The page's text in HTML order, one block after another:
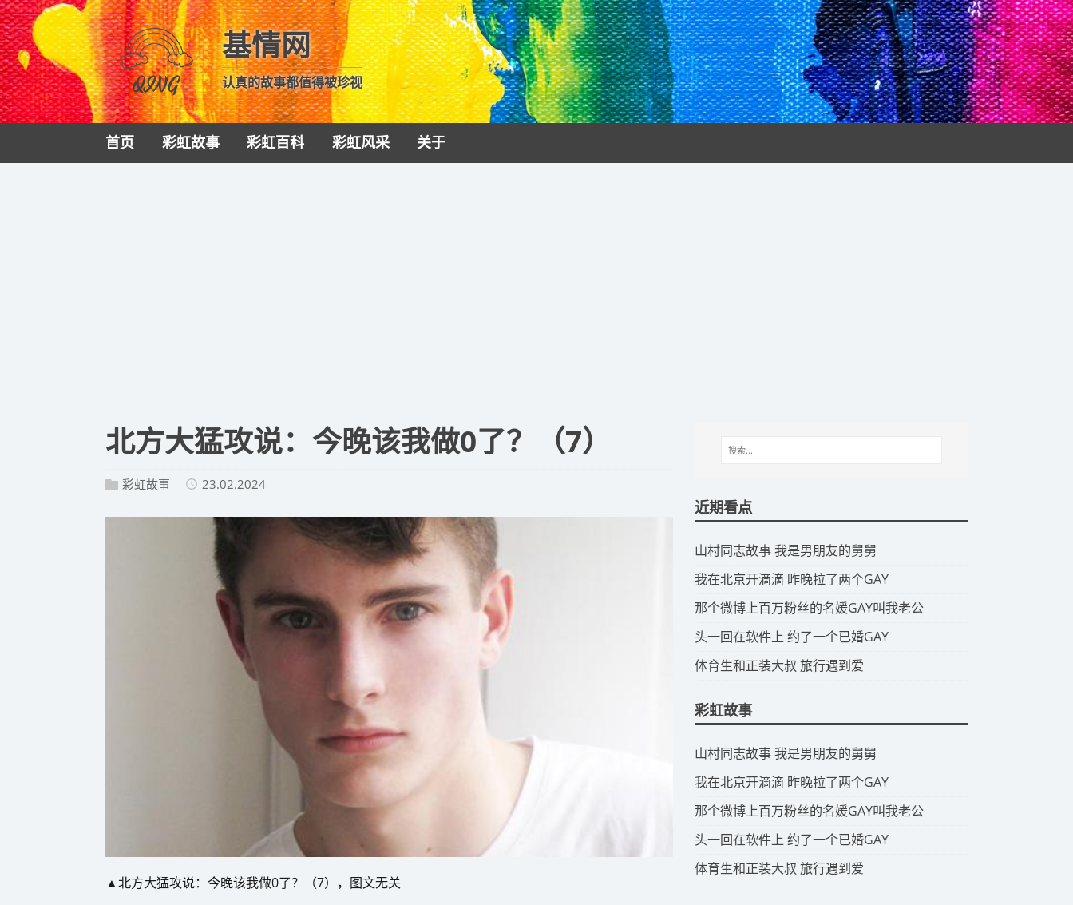
基情网
认真的故事都值得被珍视
首页 彩虹故事 彩虹百科 彩虹风采 关于
​北方大猛攻说：今晚该我做0了？（7）
彩虹故事 23.02.2024
▲北方大猛攻说：今晚该我做0了？（7），图文无关
近期看点
​山村同志故事 我是男朋友的舅舅
​我在北京开滴滴 昨晚拉了两个GAY
​那个微博上百万粉丝的名媛GAY叫我老公
​头一回在软件上 约了一个已婚GAY
​体育生和正装大叔 旅行遇到爱
彩虹故事
​山村同志故事 我是男朋友的舅舅
​我在北京开滴滴 昨晚拉了两个GAY
​那个微博上百万粉丝的名媛GAY叫我老公
​头一回在软件上 约了一个已婚GAY
​体育生和正装大叔 旅行遇到爱